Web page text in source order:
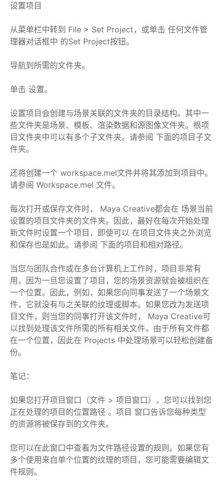
设置项目
从菜单栏中转到 File > Set Project，或单击 任何文件管
理器对话框中 的Set Project按钮。
导航到所需的文件夹。
单击 设置。
设置项目会创建与场景关联的文件夹的目录结构。其中一
些文件夹是场景、模板、渲染数据和源图像文件夹。根项
目文件夹中可以有多个子文件夹。请参阅 下面的项目子文
件夹。
还将创建一个 workspace.mel文件并将其添加到项目中。
请参阅 Workspace.mel 文件。
每次打开或保存文件时， Maya Creative都会在 场景当前
设置的项目文件夹的文件夹。因此，最好在每次开始处理
新文件时设置一个项目，即使可以 在项目文件夹之外浏览
和保存也是如此。请参阅 下面的项目和相对路径。
当您与团队合作或在多台计算机上工作时，项目非常有
用，因为一旦您设置了项目，您的场景资源就会被组织在
一个位置。因此，例如，如果您向同事发送了一个场景文
件，它就没有与之关联的纹理或脚本。如果您改为发送项
目文件，则当您的同事打开该文件时， Maya Creative可
以找到处理该文件所需的所有相关文件。由于所有文件都
在一个位置，因此在 Projects 中处理场景可以轻松创建备
份。
笔记：
如果您打开项目窗口（文件 > 项目窗口），您可以找到您
正在处理的项目的位置路径 。项目 窗口告诉您每种类型
的资源将被保存到的文件夹。
您可以在此窗口中查看为文件路径设置的规则。如果您有
多个使用来自单个位置的纹理的项目，您可能需要编辑文
件规则。